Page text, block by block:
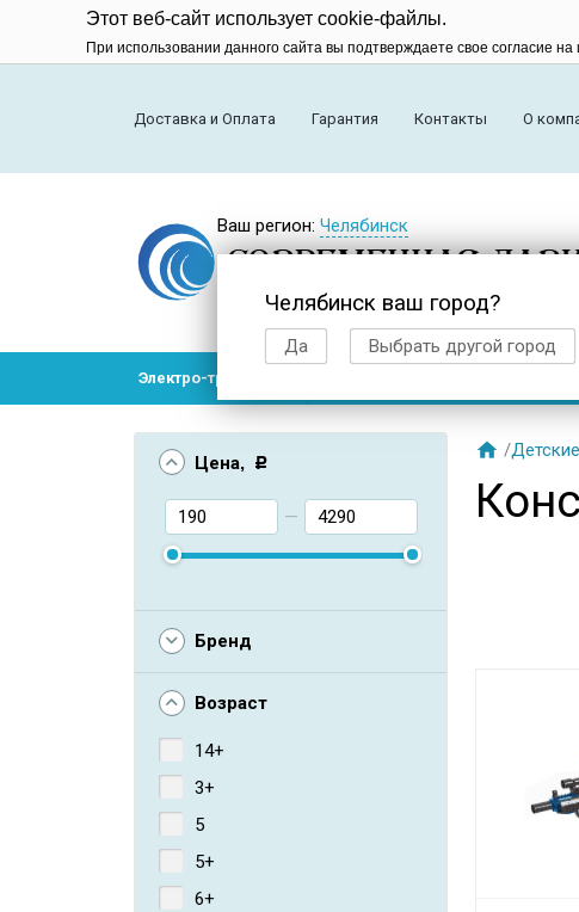
Этот веб-сайт использует cookie-файлы.
При использовании данного сайта вы подтверждаете свое согласие
Доставка и Оплата Гарантия Контакты О
Ваш регион:Челябинск
Челябинск ваш город?
Да Выбрать другой город
Электро-транспорт
Цена , Р
—
Бренд
Возраст
14+
3+
5
5+
6+
 /